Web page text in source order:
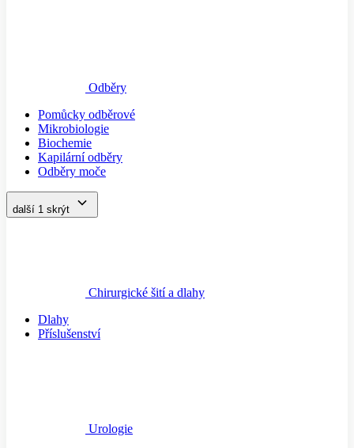
Odběry
Pomůcky odběrové
Mikrobiologie
Biochemie
Kapilární odběry
Odběry moče
další 1 skrýt
Chirurgické šití a dlahy
Dlahy
Příslušenství
Urologie